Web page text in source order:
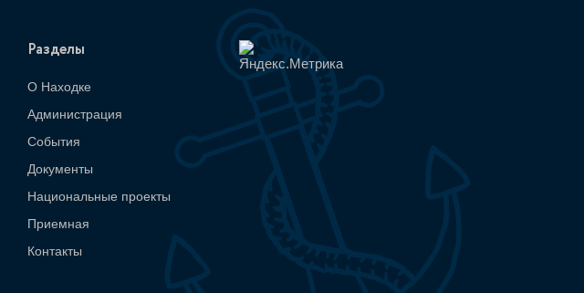
Разделы
О Находке
Администрация
События
Документы
Национальные проекты
Приемная
Контакты